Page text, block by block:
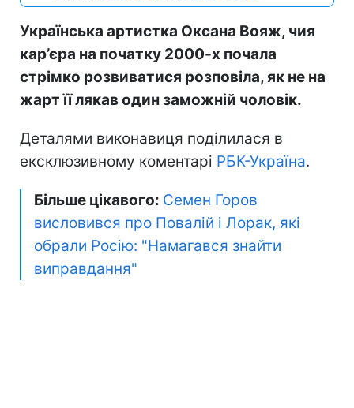
Українська артистка Оксана Вояж, чия
кар’єра на початку 2000-х почала
стрімко розвиватися розповіла, як не на
жарт її лякав один заможній чоловік.
Деталями виконавиця поділилася в
ексклюзивному коментарі РБК-Україна.
Більше цікавого: Семен Горов
висловився про Повалій і Лорак, які
обрали Росію: "Намагався знайти
виправдання"